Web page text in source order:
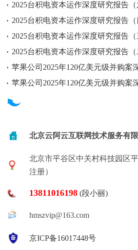
2025台积电资本运作深度研究报告（
2025台积电资本运作深度研究报告（
2025台积电资本运作深度研究报告（
2025台积电资本运作深度研究报告（
苹果公司2025年120亿美元级并购案
苹果公司2025年120亿美元级并购案
北京云阿云互联网技术服务有
北京市平谷区中关村科技园区
注册）
13811016198 (段小丽)
hmszvip@163.com
京ICP备16017448号